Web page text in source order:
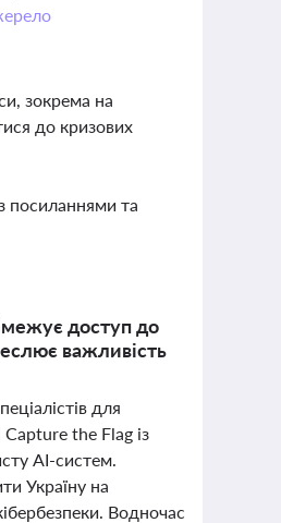
зокрема на
до кризових
посиланнями та
доступ до
важливість
для
the Flag із
AI-систем.
Україну на
Водночас